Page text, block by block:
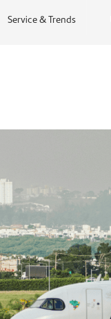
Service & Trends